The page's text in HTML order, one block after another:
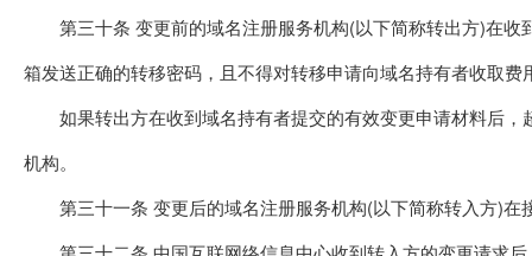
第三十条 变更前的域名注册服务机构(以下简称转出方)在收
箱发送正确的转移密码，且不得对转移申请向域名持有者收取费
如果转出方在收到域名持有者提交的有效变更申请材料后，
机构。
第三十一条 变更后的域名注册服务机构(以下简称转入方)在